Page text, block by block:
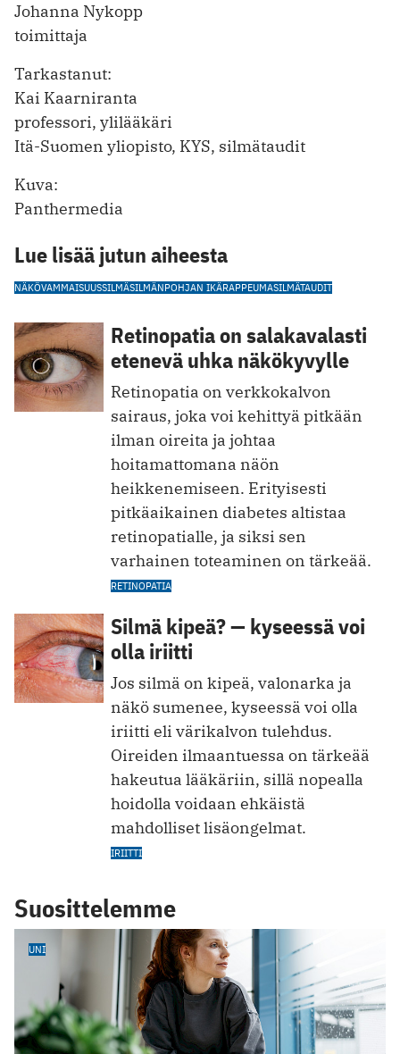
Johanna Nykopp
toimittaja
Tarkastanut:
Kai Kaarniranta
professori, ylilääkäri
Itä-Suomen yliopisto, KYS, silmätaudit
Kuva:
Panthermedia
Lue lisää jutun aiheesta
NÄKÖVAMMAISUUSSILMÄSILMÄNPOHJAN IKÄRAPPEUMASILMÄTAUDIT
Retinopatia on salakavalasti
etenevä uhka näkökyvylle
Retinopatia on verkkokalvon
sairaus, joka voi kehittyä pitkään
ilman oireita ja johtaa
hoitamattomana näön
heikkenemiseen. Erityisesti
pitkäaikainen diabetes altistaa
retinopatialle, ja siksi sen
varhainen toteaminen on tärkeää.
RETINOPATIA
Silmä kipeä? — kyseessä voi
olla iriitti
Jos silmä on kipeä, valonarka ja
näkö sumenee, kyseessä voi olla
iriitti eli värikalvon tulehdus.
Oireiden ilmaantuessa on tärkeää
hakeutua lääkäriin, sillä nopealla
hoidolla voidaan ehkäistä
mahdolliset lisäongelmat.
IRIITTI
Suosittelemme
UNI